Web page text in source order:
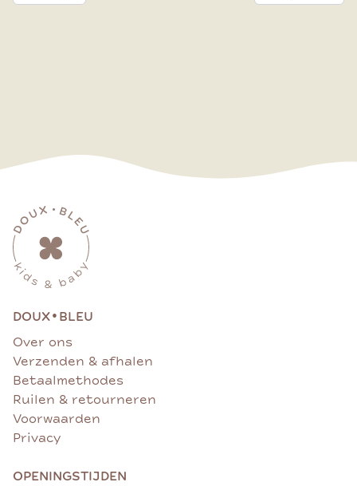
DOUX• BLEU
Over ons
Verzenden & afhalen
Betaalmethodes
Ruilen & retourneren
Voorwaarden
Privacy
OPENINGSTIJDEN